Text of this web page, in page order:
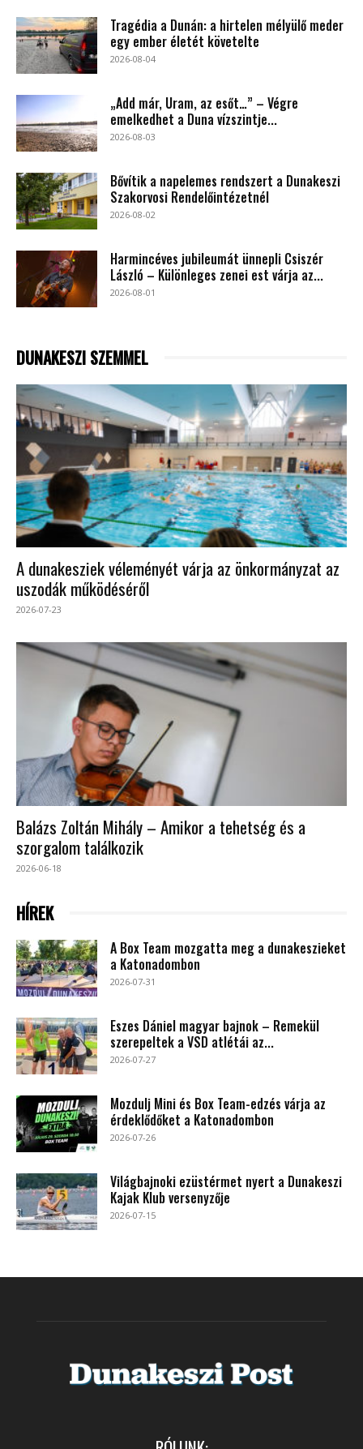
Tragédia a Dunán: a hirtelen mélyülő meder
egy ember életét követelte
2026-08-04
„Add már, Uram, az esőt…” – Végre
emelkedhet a Duna vízszintje...
2026-08-03
Bővítik a napelemes rendszert a Dunakeszi
Szakorvosi Rendelőintézetnél
2026-08-02
Harmincéves jubileumát ünnepli Csiszér
László – Különleges zenei est várja az...
2026-08-01
DUNAKESZI SZEMMEL
A dunakesziek véleményét várja az önkormányzat az
uszodák működéséről
2026-07-23
Balázs Zoltán Mihály – Amikor a tehetség és a
szorgalom találkozik
2026-06-18
HÍREK
A Box Team mozgatta meg a dunakeszieket
a Katonadombon
2026-07-31
Eszes Dániel magyar bajnok – Remekül
szerepeltek a VSD atlétái az...
2026-07-27
Mozdulj Mini és Box Team-edzés várja az
érdeklődőket a Katonadombon
2026-07-26
Világbajnoki ezüstérmet nyert a Dunakeszi
Kajak Klub versenyzője
2026-07-15